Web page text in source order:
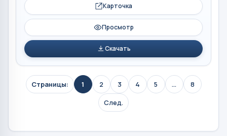
Карточка
Просмотр
Скачать
Страницы: 1 2 3 4 5 ...
8
След.